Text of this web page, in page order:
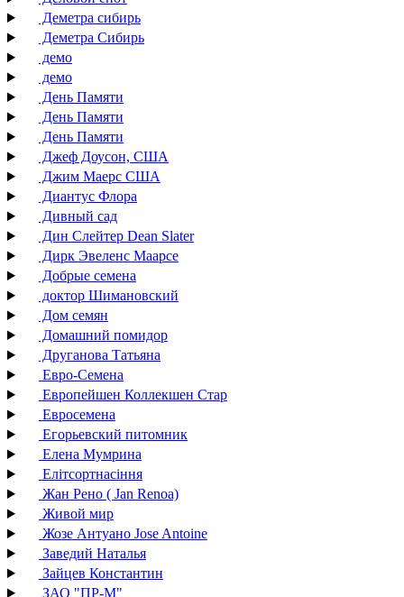
Деметра сибирь
Деметра Сибирь
демо
демо
День Памяти
День Памяти
День Памяти
Джеф Доусон, США
Джим Маерс США
Диантус Флора
Дивный сад
Дин Слейтер Dean Slater
Дирк Эвеленс Маарсе
Добрые семена
доктор Шимановский
Дом семян
Домашний помидор
Друганова Татьяна
Евро-Семена
Европейшен Коллекшен Стар
Евросемена
Егорьевский питомник
Елена Мумрина
Елітсортнасіння
Жан Рено ( Jan Renoa)
Живой мир
Жозе Антуано Jose Antoine
Заведий Наталья
Зайцев Константин
ЗАО "ПР-М"